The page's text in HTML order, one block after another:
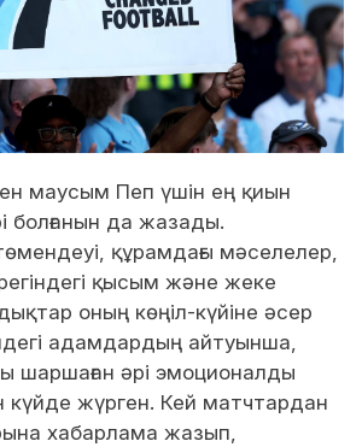
маусым Пеп үшін ең қиын
болғанын да жазады.
құрамдағы мәселелер,
қысым және жеке
оның көңіл-күйіне әсер
адамдардың айтуынша,
шаршаған әрі эмоционалды
күйде жүрген. Кей матчтардан
хабарлама жазып,